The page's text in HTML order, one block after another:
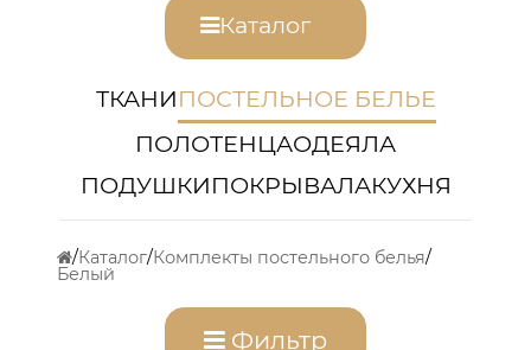
Каталог
ТКАНИПОСТЕЛЬНОЕ БЕЛЬЕ
ПОЛОТЕНЦАОДЕЯЛА
ПОДУШКИПОКРЫВАЛАКУХНЯ
Каталог Комплекты постельного белья
Белый
Фильтр